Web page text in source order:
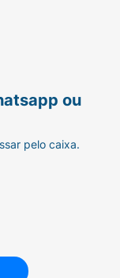
ou
pelo caixa.